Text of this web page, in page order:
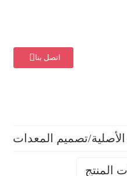
اتصل بنا
تصميم المعدات
المنتج